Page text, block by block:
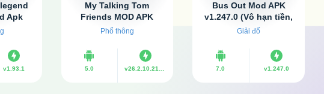
Apk
tiền)
v1.93.1
My Talking Tom
Friends MOD APK
v26.2.10.21240 (Vô
Phổ thông
5.0
Bus Out Mod APK
v1.247.0 (Vô hạn tiền,
Không quảng cáo)
Giải đố
7.0 v1.247.0